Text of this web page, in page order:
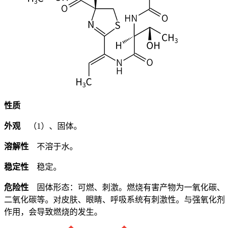
性质
外观 （1）、固体。
溶解性 不溶于水。
稳定性 稳定。
危险性
固体形态：可燃、刺激。燃烧有害产物为一氧化碳、
二氧化碳等。对皮肤、眼睛、呼吸系统有刺激性。与强氧化剂
作用，会导致燃烧的发生。